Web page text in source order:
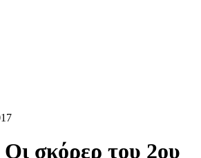
σκόρερ του 2ου